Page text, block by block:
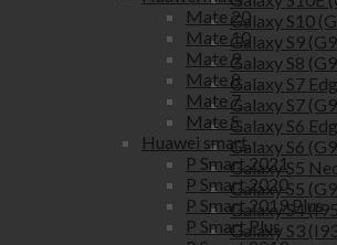
Galaxy S10
Galaxy S9
Galaxy S8
Galaxy S7
Galaxy S7
Galaxy S6
Galaxy S6
Galaxy S5
Galaxy S5
Galaxy S4
Galaxy S3
Mate 20
Mate 10
Mate 9
Mate 8
Mate 7
Mate S
Huawei smart
P Smart 2021
P Smart 2020
P Smart 2019 Plus
P Smart Plus